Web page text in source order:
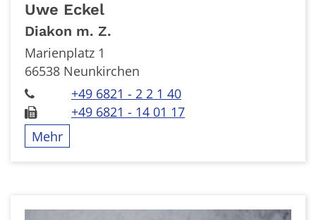
Uwe Eckel
Diakon m. Z.
Marienplatz 1
66538 Neunkirchen
+49 6821 - 2 2 1 40
+49 6821 - 14 01 17
Mehr